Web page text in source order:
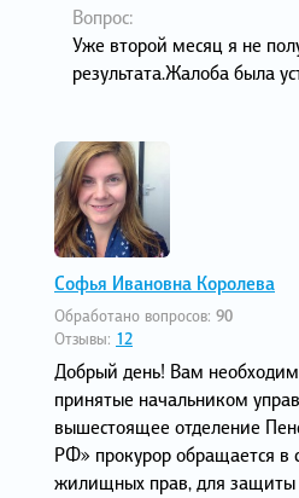
Вопрос:
Уже второй месяц я не
результата.Жалоба была
Софья Ивановна Королева
Обработано вопросов: 90
Отзывы: 12
Добрый день! Вам
принятые начальником
вышестоящее отделение
РФ» прокурор обращается в
жилищных прав, для защиты